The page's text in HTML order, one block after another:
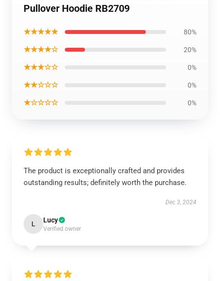
Pullover Hoodie RB2709
★★★★★ 80%
★★★★☆ 20%
★★★☆☆ 0%
★★☆☆☆ 0%
★☆☆☆☆ 0%
The product is exceptionally crafted and provides
outstanding results; definitely worth the purchase.
Dec 3, 2024
L Lucy
Verified owner